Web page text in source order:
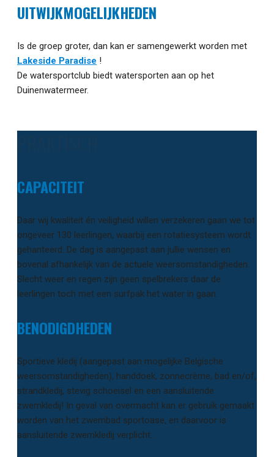
UITWIJKMOGELIJKHEDEN
Is de groep groter, dan kan er samengewerkt worden met
Lakeside Paradise !
De watersportclub biedt watersporten aan op het
Duinenwatermeer.
CAPACITEIT
Daar wij kwaliteit én veiligheid willen verzekeren gaan we tot
ongeveer 130 leerlingen, waarbij een rotatiesysteem wordt
gehanteerd. De dag is aangepast aan jullie wensen en
bovenal afhankelijk van de actuele weersomstandigheden.
Slecht weer en regen zijn geen spelbrekers daar de
leerlingen toch met een surfpak het water in gaan.
BENODIGDHEDEN
Sportieve kledij (aangepast aan mogelijke Belgische
weersomstandigheden), handdoek, zonnecrème, bad­ en/of,
strandkledij, stevig schoeisel en een aansluitende
zwemkledij! In geval van overmacht kan er gebruik gemaakt
worden van het zwembad sportoase, en daarvoor is
aansluitende zwemkledij verplicht.